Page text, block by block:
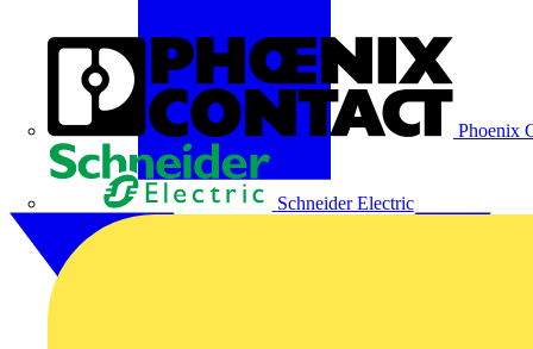
Phoenix
Schneider Electric